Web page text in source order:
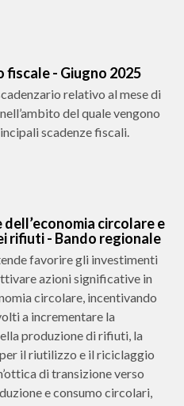
fiscale - Giugno 2025
relativo al mese di
del quale vengono
scadenze fiscali.
dell’economia circolare e
rifiuti - Bando regionale
favorire gli investimenti
azioni significative in
circolare, incentivando
a incrementare la
produzione di rifiuti, la
il riutilizzo e il riciclaggio
di transizione verso
e consumo circolari,